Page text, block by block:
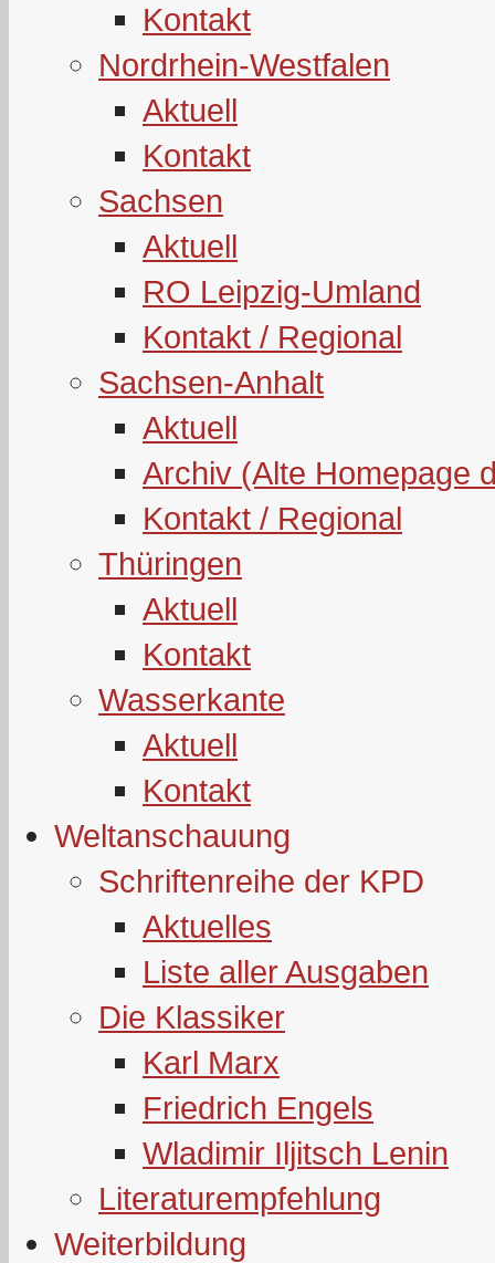
Kontakt
Nordrhein-Westfalen
Aktuell
Kontakt
Sachsen
Aktuell
RO Leipzig-Umland
Kontakt / Regional
Sachsen-Anhalt
Aktuell
Archiv (Alte Homepage
Kontakt / Regional
Thüringen
Aktuell
Kontakt
Wasserkante
Aktuell
Kontakt
Weltanschauung
Schriftenreihe der KPD
Aktuelles
Liste aller Ausgaben
Die Klassiker
Karl Marx
Friedrich Engels
Wladimir Iljitsch Lenin
Literaturempfehlung
Weiterbildung